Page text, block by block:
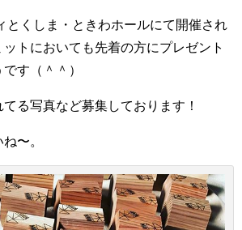
とくしま・ときわホールにて開催され
トにおいても先着の方にプレゼント
す（＾＾）
る写真など募集しております！
〜。